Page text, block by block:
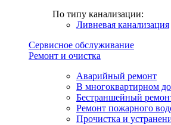
По типу канализации:
Ливневая канализация
Сервисное обслуживание
Ремонт и очистка
Аварийный ремонт
В многоквартирном
Бестраншейный
Ремонт пожарного
Прочистка и